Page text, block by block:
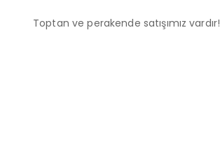
Toptan ve perakende satışımız vardır!